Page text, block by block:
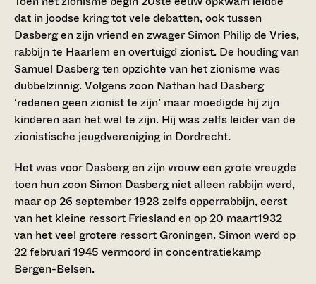
dat in joodse kring tot vele debatten, ook tussen
Dasberg en zijn vriend en zwager Simon Philip de Vries,
rabbijn te Haarlem en overtuigd zionist. De houding van
Samuel Dasberg ten opzichte van het zionisme was
dubbelzinnig. Volgens zoon Nathan had Dasberg
‘redenen geen zionist te zijn’ maar moedigde hij zijn
kinderen aan het wel te zijn. Hij was zelfs leider van de
zionistische jeugdvereniging in Dordrecht.
Het was voor Dasberg en zijn vrouw een grote vreugde
toen hun zoon Simon Dasberg niet alleen rabbijn werd,
maar op 26 september 1928 zelfs opperrabbijn, eerst
van het kleine ressort Friesland en op 20 maart1932
van het veel grotere ressort Groningen. Simon werd op
22 februari 1945 vermoord in concentratiekamp
Bergen-Belsen.